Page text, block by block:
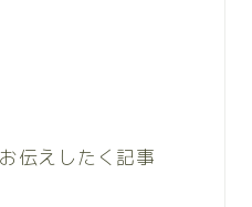
伝えしたく記事